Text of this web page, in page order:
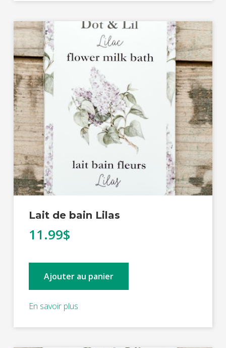
Lait de bain Lilas
11.99$
Ajouter au panier
En savoir plus